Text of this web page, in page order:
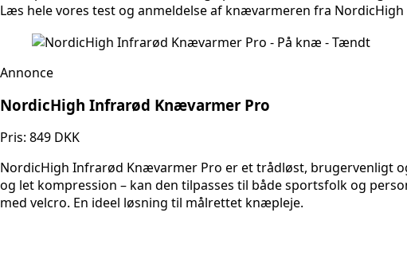
Læs hele vores test og anmeldelse af knævarmeren fra
Annonce
NordicHigh Infrarød Knævarmer Pro
Pris: 849 DKK
NordicHigh Infrarød Knævarmer Pro er et trådløst, brugervenligt
og let kompression – kan den tilpasses til både sportsfolk og
med velcro. En ideel løsning til målrettet knæpleje.